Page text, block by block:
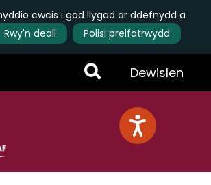
cwcis i gad llygad ar ddefnydd a
Rwy'n deall
Polisi preifatrwydd
Toggle
Menu
Dewislen